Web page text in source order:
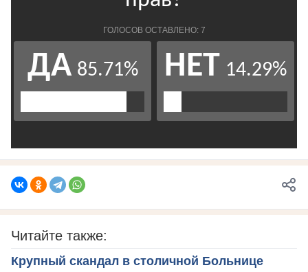
Читайте также:
Крупный скандал в столичной Больнице